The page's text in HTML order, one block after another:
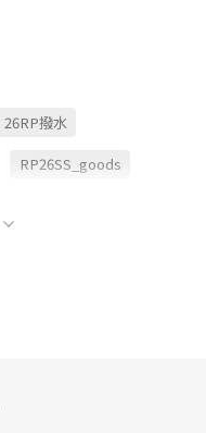
26RP撥水
RP26SS_goods